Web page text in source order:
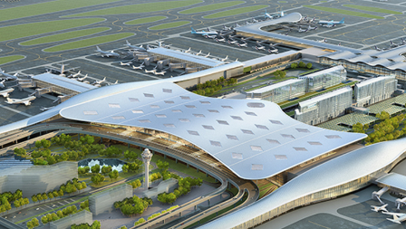
我们的业务
面向未来
党建引领
新闻动态